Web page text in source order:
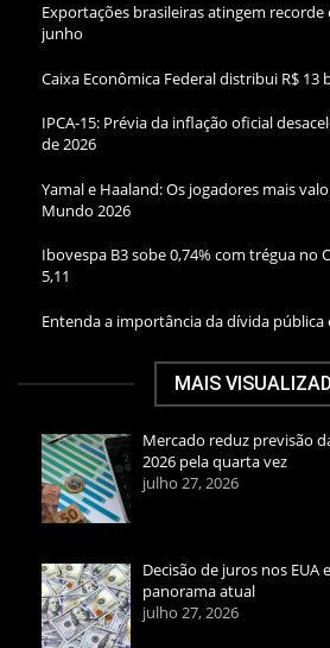
Exportações brasileiras atingem
junho
Caixa Econômica Federal distribui R$ 13
IPCA-15: Prévia da inflação oficial
de 2026
Yamal e Haaland: Os jogadores mais
Mundo 2026
Ibovespa B3 sobe 0,74% com trégua no
5,11
Entenda a importância da dívida
MAIS
Mercado reduz previsão
2026 pela quarta vez
julho 27, 2026
Decisão de juros nos EUA
panorama atual
julho 27, 2026